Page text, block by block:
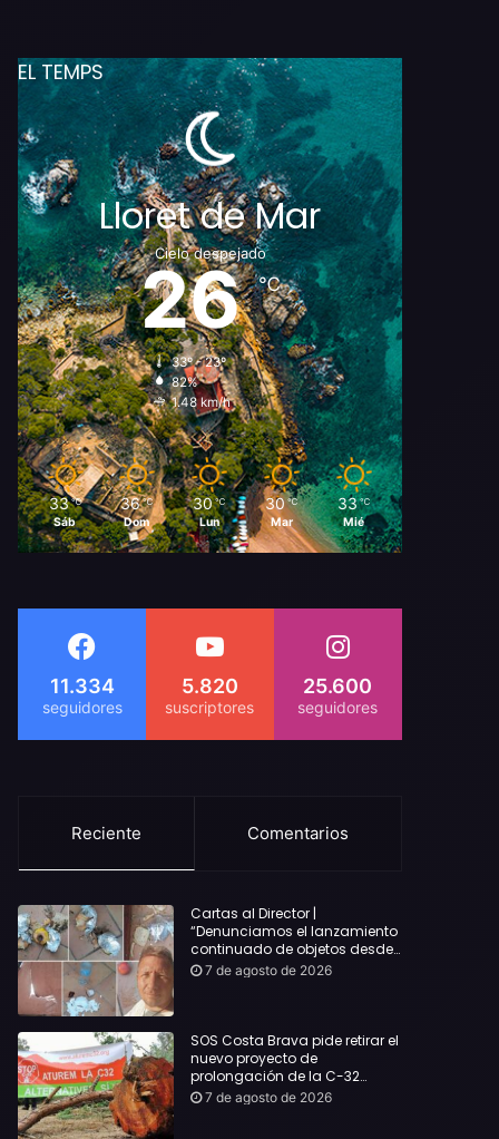
EL TEMPS
Lloret de Mar
Cielo despejado
26℃
33º - 23º
82%
1.48 km/h
33 ℃
Sáb
36 ℃
Dom
30 ℃
Lun
30 ℃
Mar
33 ℃
Mié
11.334 5.820 25.600
Reciente Comentarios
Cartas al Director |
“Denunciamos el lanzamiento
continuado de objetos desde
alojamientos turísticos a
7 de agosto de 2026
SOS Costa Brava pide retirar el
nuevo proyecto de
prolongación de la C-32
hasta Lloret y reclama la
7 de agosto de 2026